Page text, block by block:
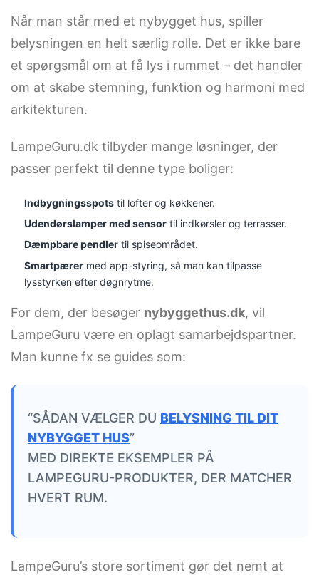
Når man står med et nybygget hus, spiller
belysningen en helt særlig rolle. Det er ikke bare
et spørgsmål om at få lys i rummet – det handler
om at skabe stemning, funktion og harmoni med
arkitekturen.
LampeGuru.dk tilbyder mange løsninger, der
passer perfekt til denne type boliger:
Indbygningsspotstil lofter og køkkener.
Udendørslamper med sensortil indkørsler og terrasser.
Dæmpbare pendlertil spiseområdet.
Smartpærermed app-styring, så man kan tilpasse
lysstyrken efter døgnrytme.
For dem, der besøger nybyggethus.dk, vil
LampeGuru være en oplagt samarbejdspartner.
Man kunne fx se guides som:
“SÅDAN VÆLGER DU BELYSNING TIL DIT
NYBYGGET HUS”
MED DIREKTE EKSEMPLER PÅ
LAMPEGURU-PRODUKTER, DER MATCHER
HVERT RUM.
LampeGuru’s store sortiment gør det nemt at